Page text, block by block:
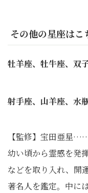
その他の星座はこ
牡羊座、牡牛座、双
射手座、山羊座、水
【監修】宝田亜星
幼い頃から霊感を発
などを取り入れ、開
著名人を鑑定。中に